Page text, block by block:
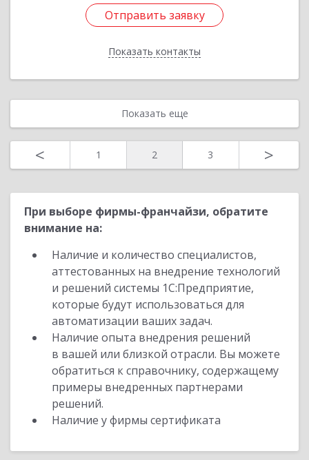
Отправить заявку
Показать контакты
Отправить заявку
Назад
Показать еще
< 1 2 3 >
При выборе фирмы-франчайзи, обратите
внимание на:
Наличие и количество специалистов,
аттестованных на внедрение технологий
и решений системы 1С:Предприятие,
которые будут использоваться для
автоматизации ваших задач.
Наличие опыта внедрения решений
в вашей или близкой отрасли. Вы можете
обратиться к справочнику, содержащему
примеры внедренных партнерами
решений.
Наличие у фирмы сертификата